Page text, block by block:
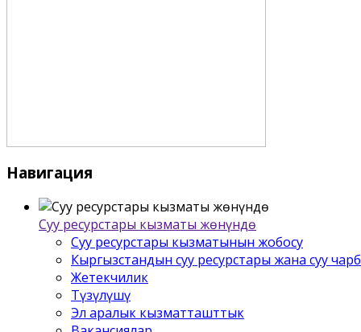
Навигация
Суу ресурстары кызматы жѳнүндѳ
Суу ресурстары кызматынын жобосу
Кыргызстандын суу ресурстары жана суу
Жетекчилик
Түзүлүшү
Эл аралык кызматташттык